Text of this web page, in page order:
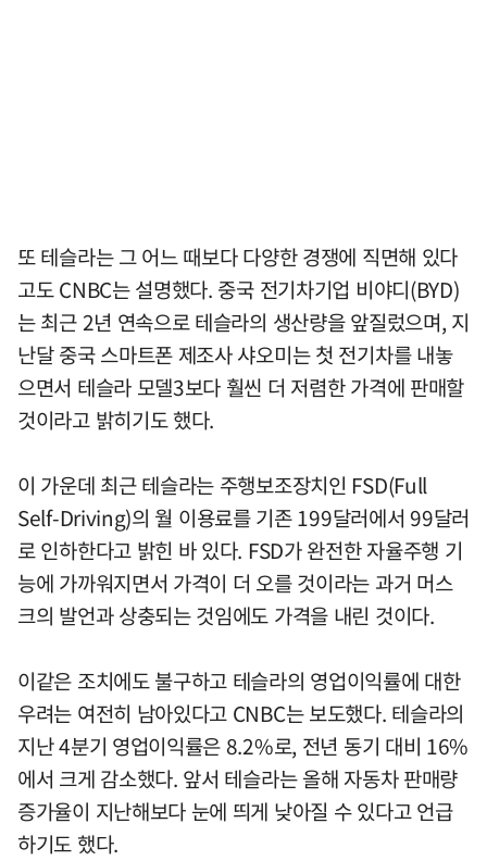
또 테슬라는 그 어느 때보다 다양한 경쟁에 직면해 있다
고도 CNBC는 설명했다. 중국 전기차기업 비야디(BYD)
는 최근 2년 연속으로 테슬라의 생산량을 앞질렀으며, 지
난달 중국 스마트폰 제조사 샤오미는 첫 전기차를 내놓
으면서 테슬라 모델3보다 훨씬 더 저렴한 가격에 판매할
것이라고 밝히기도 했다.
이 가운데 최근 테슬라는 주행보조장치인 FSD(Full
Self-Driving)의 월 이용료를 기존 199달러에서 99달러
로 인하한다고 밝힌 바 있다. FSD가 완전한 자율주행 기
능에 가까워지면서 가격이 더 오를 것이라는 과거 머스
크의 발언과 상충되는 것임에도 가격을 내린 것이다.
이같은 조치에도 불구하고 테슬라의 영업이익률에 대한
우려는 여전히 남아있다고 CNBC는 보도했다. 테슬라의
지난 4분기 영업이익률은 8.2%로, 전년 동기 대비 16%
에서 크게 감소했다. 앞서 테슬라는 올해 자동차 판매량
증가율이 지난해보다 눈에 띄게 낮아질 수 있다고 언급
하기도 했다.